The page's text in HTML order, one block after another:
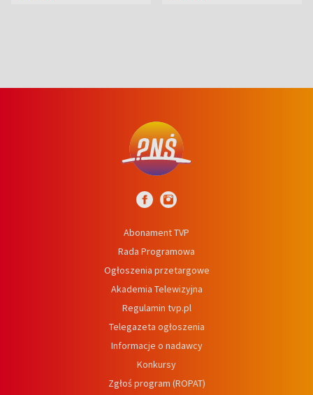
Abonament TVP
Rada Programowa
Ogłoszenia przetargowe
Akademia Telewizyjna
Regulamin tvp.pl
Telegazeta ogłoszenia
Informacje o nadawcy
Konkursy
Zgłoś program (ROPAT)